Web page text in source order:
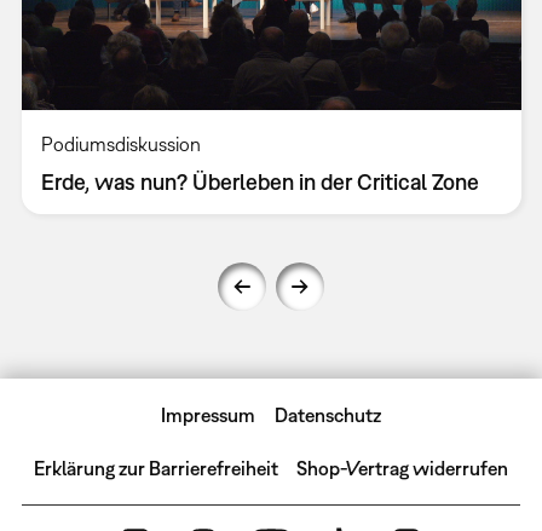
Podiumsdiskussion
Erde, was nun? Überleben in der Critical Zone
Impressum Datenschutz
Erklärung zur Barrierefreiheit Shop-Vertrag widerrufen